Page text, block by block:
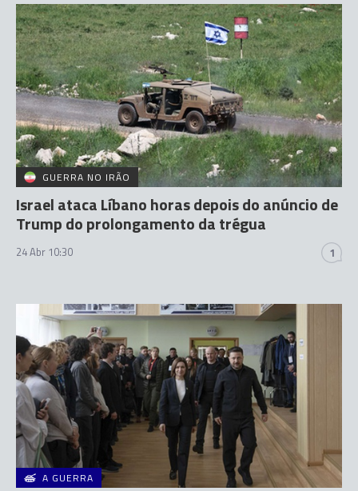
GUERRA NO IRÃO
Israel ataca Líbano horas depois do anúncio de
Trump do prolongamento da trégua
24 Abr 10:30 1
A GUERRA